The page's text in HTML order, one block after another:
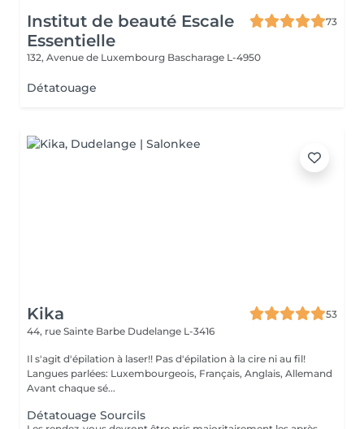
Institut de beauté Escale
Essentielle
73
132, Avenue de Luxembourg Bascharage L-4950
Détatouage
Kika
53
44, rue Sainte Barbe Dudelange L-3416
Il s'agit d'épilation à laser!! Pas d'épilation à la cire ni au fil!
Langues parlées: Luxembourgeois, Français, Anglais, Allemand
Avant chaque sé...
Détatouage Sourcils